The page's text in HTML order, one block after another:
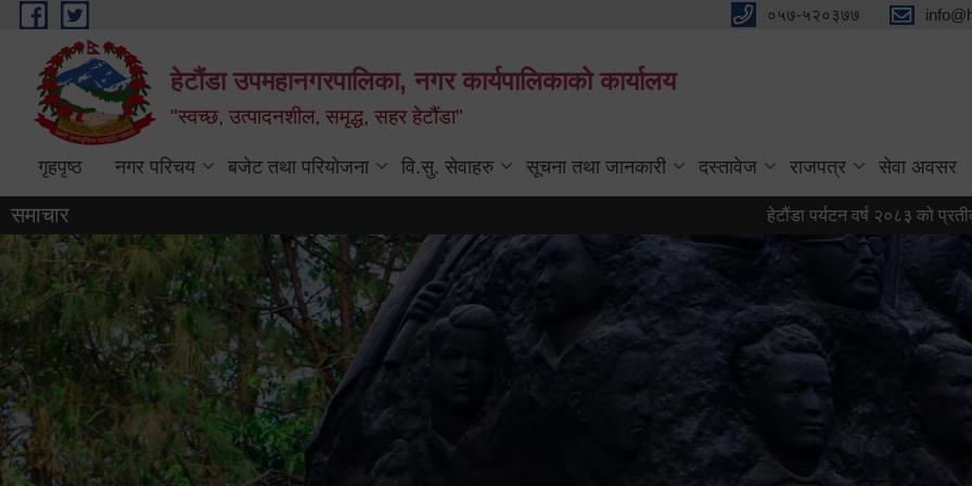
Skip to main content ०५७-५२०३७७
हेटौंडा उपमहानगरपालिका, नगर कार्यपालिकाको कार्यालय
"स्वच्छ, उत्पादनशील, समृद्ध, सहर हेटौंडा"
गृहपृष्ठ नगर परिचय बजेट तथा परियोजना वि.सु. सेवाहरु सूचना तथा जानकारी दस्तावेज राजपत्र सेवा अवसर
समाचार हेटौंडा पर्यटन वर्ष २०८३ को प्रतीक चिह्न